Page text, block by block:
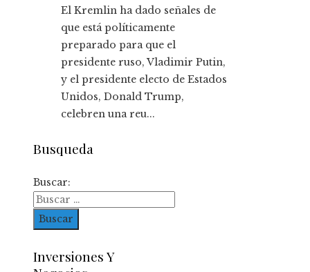
El Kremlin ha dado señales de
que está políticamente
preparado para que el
presidente ruso, Vladimir Putin,
y el presidente electo de Estados
Unidos, Donald Trump,
celebren una reu...
Busqueda
Buscar:
Inversiones Y